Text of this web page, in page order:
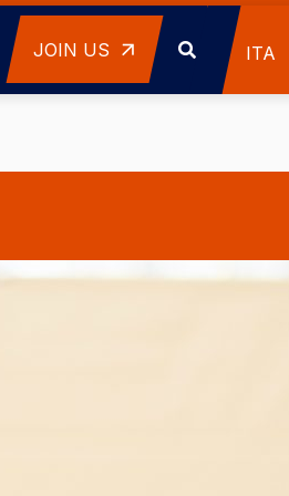
ITA
JOIN US